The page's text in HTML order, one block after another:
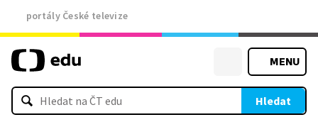
portály České televize
MENU
Hledat